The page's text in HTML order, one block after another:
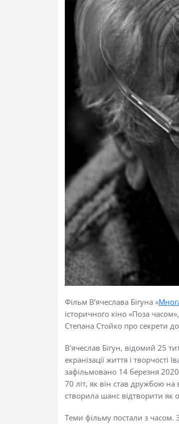
Фільм В’ячеслава Бігуна «
історичного кіно «Поза
Степана Стойко про секрети
В’ячеслав Бігун, відомий 25
екранізації життя і
зафільмовано 14 березня
70 літ, як він став дружбою на
створила шанс відтворити як
Теми фільму постали з часом.